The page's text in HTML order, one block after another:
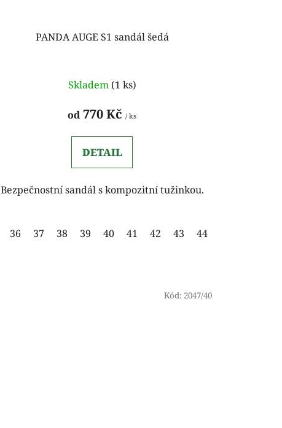
PANDA AUGE S1 sandál šedá
Skladem (1 ks)
od770 Kč/ ks
DETAIL
Bezpečnostní sandál s kompozitní tužinkou.
36 37 38 39 40 41 42 43 44
Kód: 2047/40